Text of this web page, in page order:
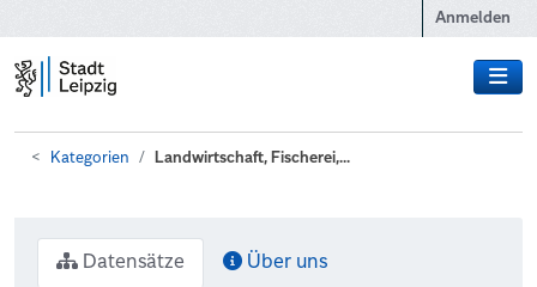
Anmelden
Kategorien Landwirtschaft, Fischerei,...
Datensätze Über uns